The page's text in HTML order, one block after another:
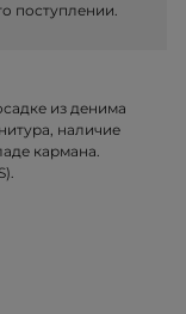
поступлении.
из денима
наличие
кармана.